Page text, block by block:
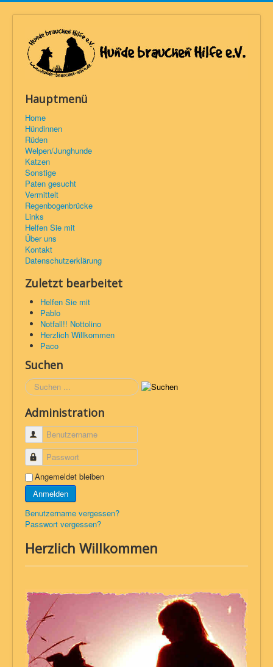
Hauptmenü
Home
Hündinnen
Rüden
Welpen/Junghunde
Katzen
Sonstige
Paten gesucht
Vermittelt
Regenbogenbrücke
Links
Helfen Sie mit
Über uns
Kontakt
Datenschutzerklärung
Zuletzt bearbeitet
Helfen Sie mit
Pablo
Notfall!! Nottolino
Herzlich Willkommen
Paco
Suchen
Suchen
Administration
Benutzername
Passwort
Angemeldet bleiben
Anmelden
Benutzername vergessen?
Passwort vergessen?
Herzlich Willkommen